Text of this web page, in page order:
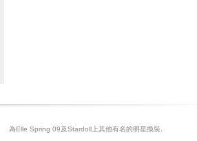
為Elle Spring 09及Stardoll上其他有名的明星換裝.